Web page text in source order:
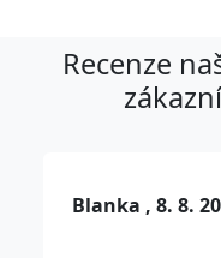
Recenze
Blanka , 8. 8.